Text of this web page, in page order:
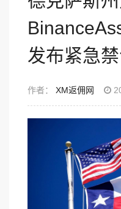
发布紧急
作者： XM返佣网